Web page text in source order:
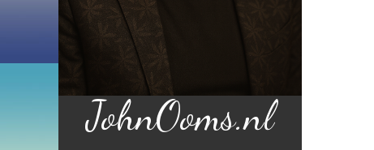
JohnOoms.nl